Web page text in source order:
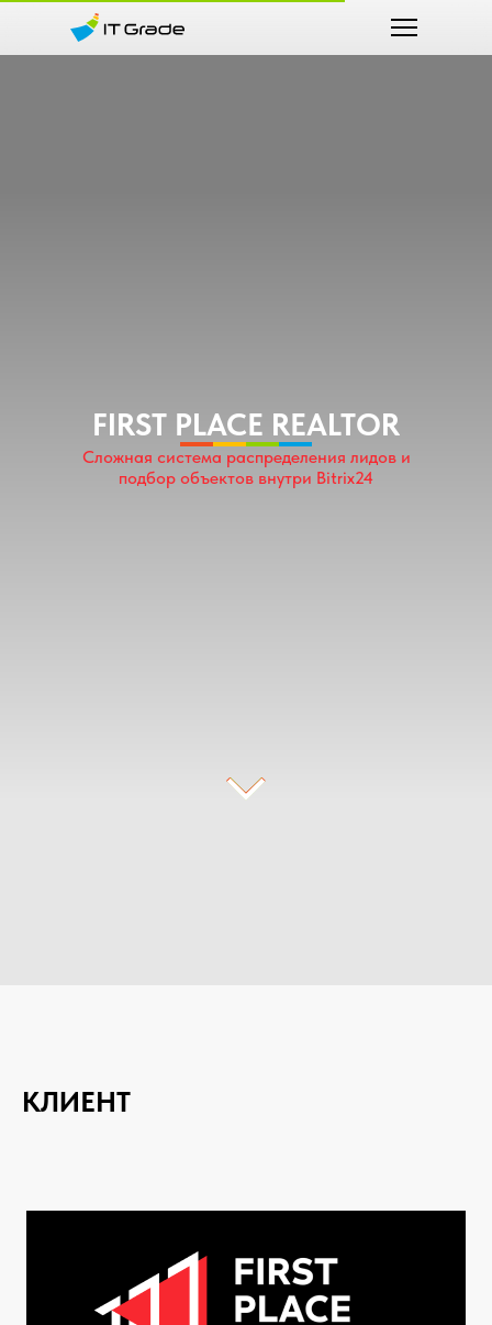
FIRST PLACE REALTOR
Сложная система распределения лидов и
подбор объектов внутри Bitrix24
КЛИЕНТ